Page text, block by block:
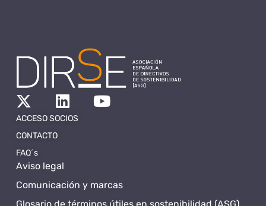
Aviso legal
Comunicación y marcas
ACCESO SOCIOS
CONTACTO
FAQ´s